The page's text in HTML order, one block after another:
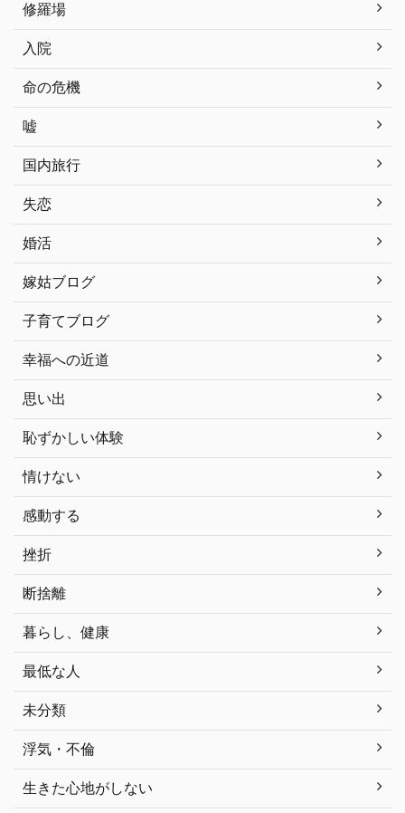
修羅場
入院
命の危機
嘘
国内旅行
失恋
婚活
嫁姑ブログ
子育てブログ
幸福への近道
思い出
恥ずかしい体験
情けない
感動する
挫折
断捨離
暮らし、健康
最低な人
未分類
浮気・不倫
生きた心地がしない